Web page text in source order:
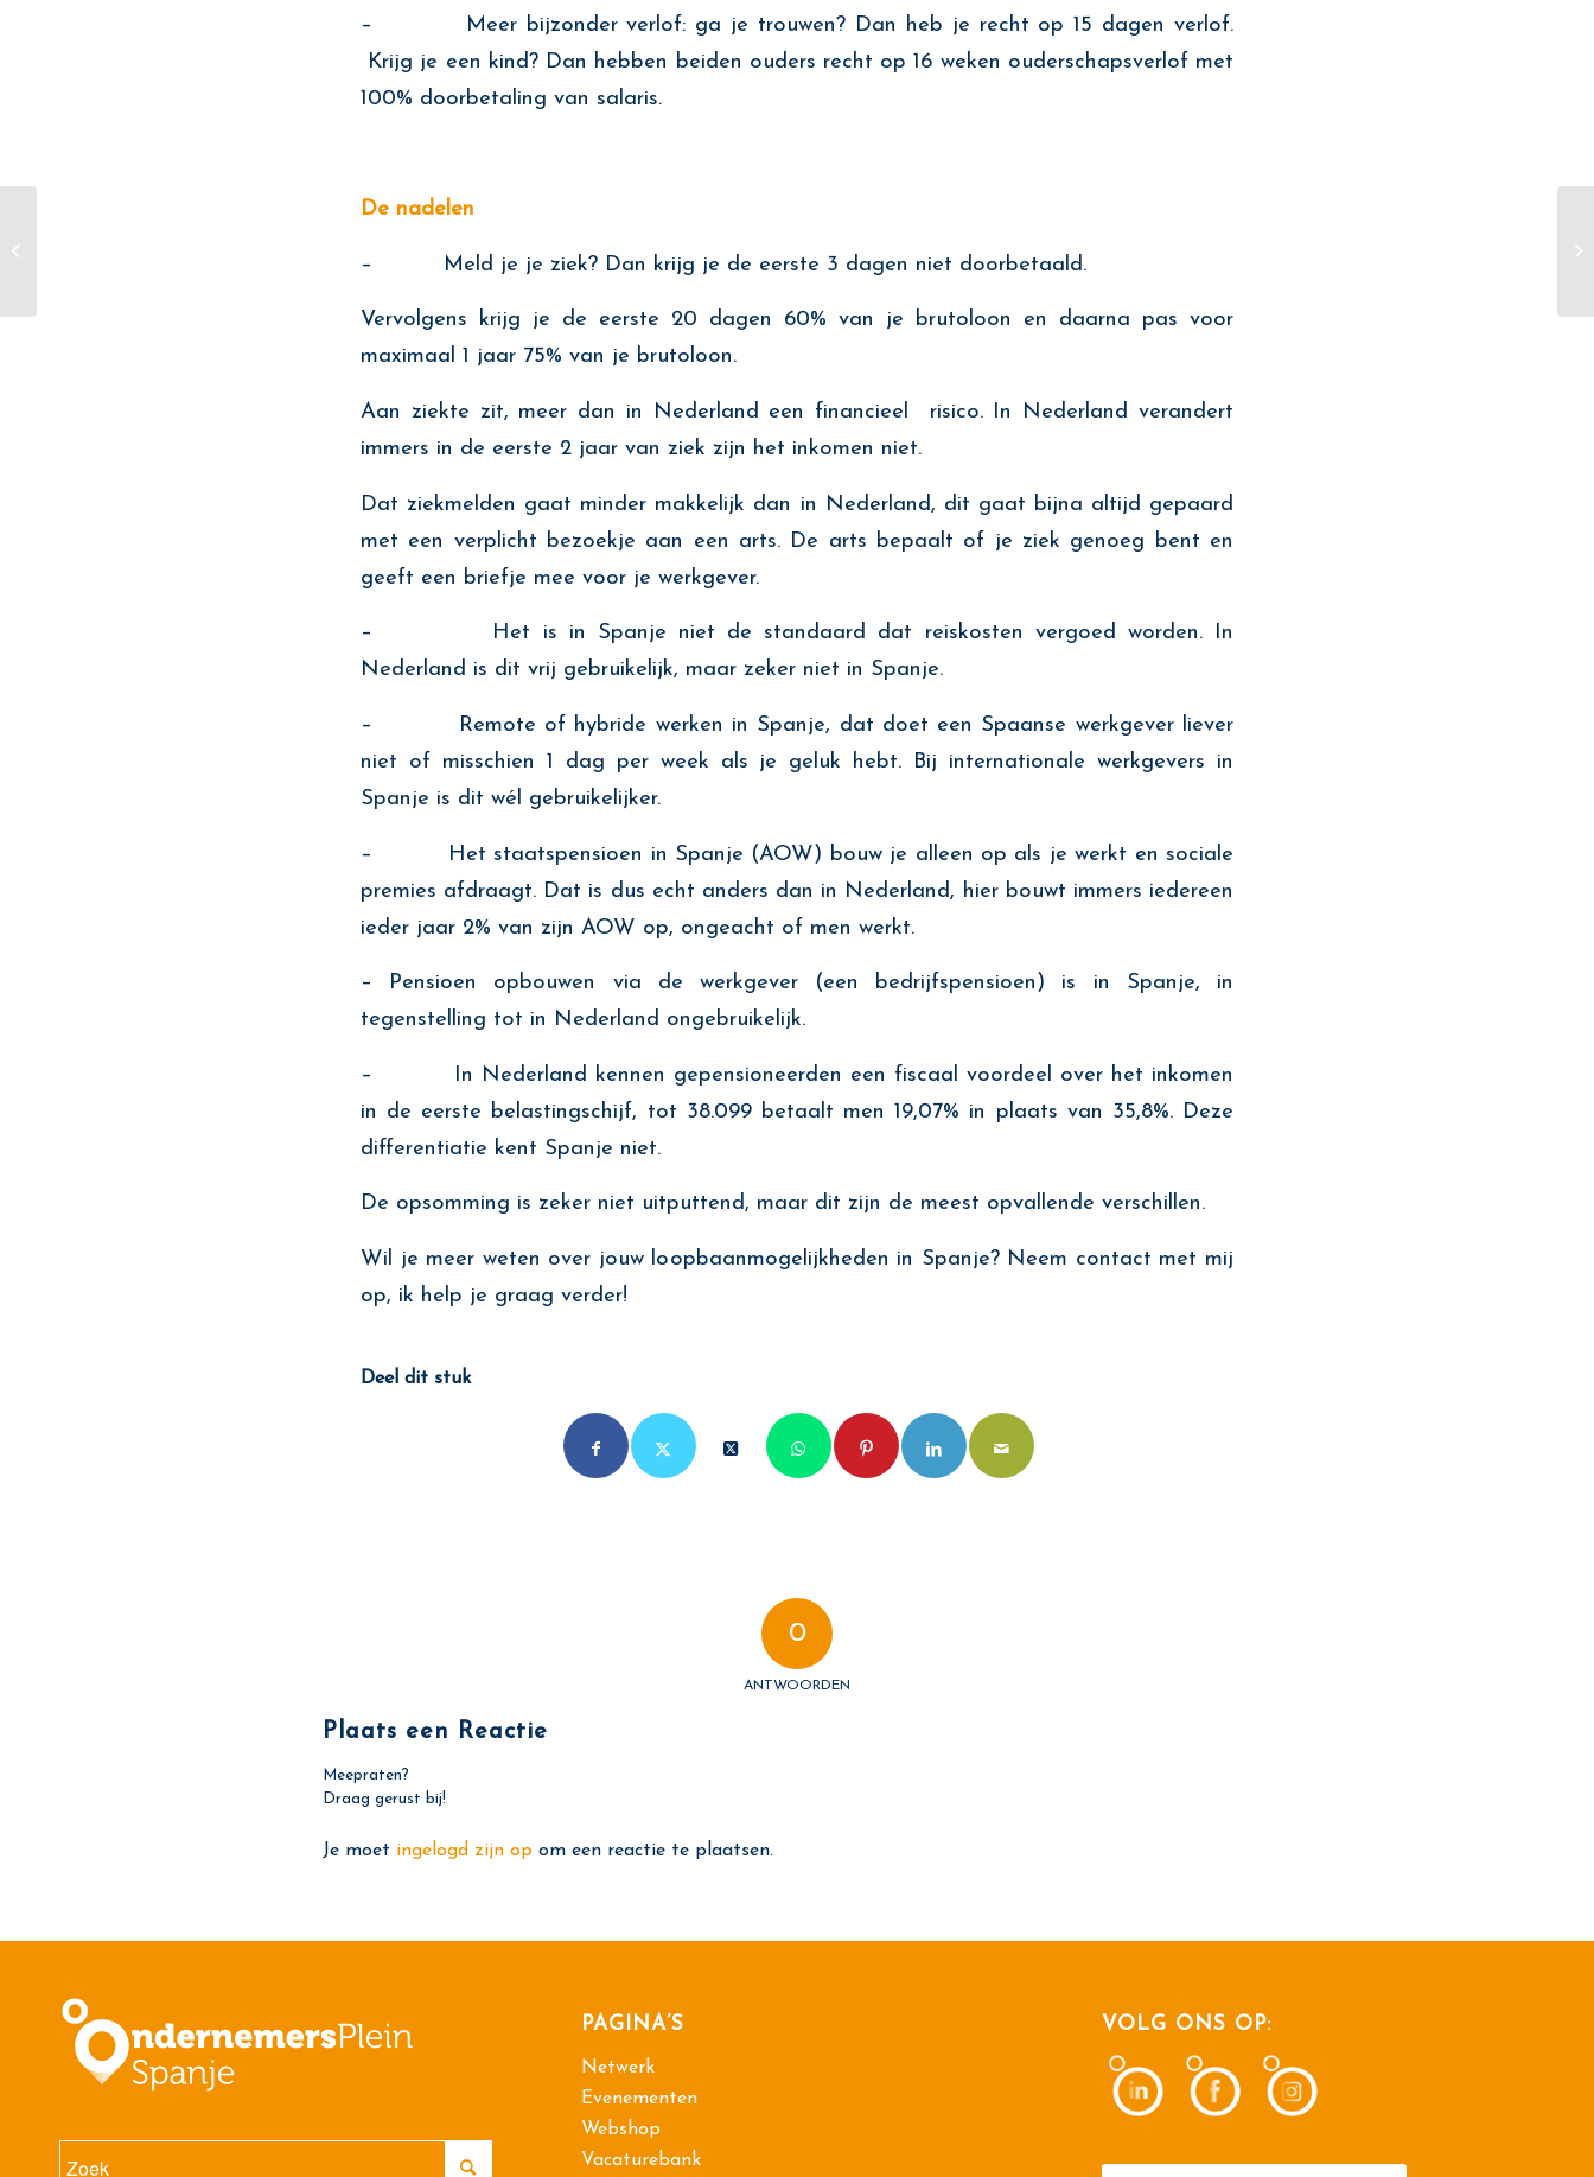
– Meer bijzonder verlof: ga je trouwen? Dan heb je recht op 15 dagen verlof.
Krijg je een kind? Dan hebben beiden ouders recht op 16 weken ouderschapsverlof met
100% doorbetaling van salaris.
De nadelen
– Meld je je ziek? Dan krijg je de eerste 3 dagen niet doorbetaald.
Vervolgens krijg je de eerste 20 dagen 60% van je brutoloon en daarna pas voor
maximaal 1 jaar 75% van je brutoloon.
Aan ziekte zit, meer dan in Nederland een financieel risico. In Nederland verandert
immers in de eerste 2 jaar van ziek zijn het inkomen niet.
Dat ziekmelden gaat minder makkelijk dan in Nederland, dit gaat bijna altijd gepaard
met een verplicht bezoekje aan een arts. De arts bepaalt of je ziek genoeg bent en
geeft een briefje mee voor je werkgever.
– Het is in Spanje niet de standaard dat reiskosten vergoed worden. In
Nederland is dit vrij gebruikelijk, maar zeker niet in Spanje.
– Remote of hybride werken in Spanje, dat doet een Spaanse werkgever liever
niet of misschien 1 dag per week als je geluk hebt. Bij internationale werkgevers in
Spanje is dit wél gebruikelijker.
– Het staatspensioen in Spanje (AOW) bouw je alleen op als je werkt en sociale
premies afdraagt. Dat is dus echt anders dan in Nederland, hier bouwt immers iedereen
ieder jaar 2% van zijn AOW op, ongeacht of men werkt.
– Pensioen opbouwen via de werkgever (een bedrijfspensioen) is in Spanje, in
tegenstelling tot in Nederland ongebruikelijk.
– In Nederland kennen gepensioneerden een fiscaal voordeel over het inkomen
in de eerste belastingschijf, tot 38.099 betaalt men 19,07% in plaats van 35,8%. Deze
differentiatie kent Spanje niet.
De opsomming is zeker niet uitputtend, maar dit zijn de meest opvallende verschillen.
Wil je meer weten over jouw loopbaanmogelijkheden in Spanje? Neem contact met mij
op, ik help je graag verder!
Deel dit stuk
0
ANTWOORDEN
Plaats een Reactie
Meepraten?
Draag gerust bij!
Je moet ingelogd zijn op om een reactie te plaatsen.
PAGINA’S
Netwerk
Evenementen
Webshop
Vacaturebank
VOLG ONS OP: